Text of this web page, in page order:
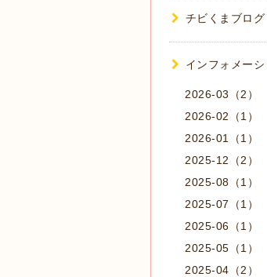
チビくまブログ
インフォメーシ
2026-03（2）
2026-02（1）
2026-01（1）
2025-12（2）
2025-08（1）
2025-07（1）
2025-06（1）
2025-05（1）
2025-04（2）